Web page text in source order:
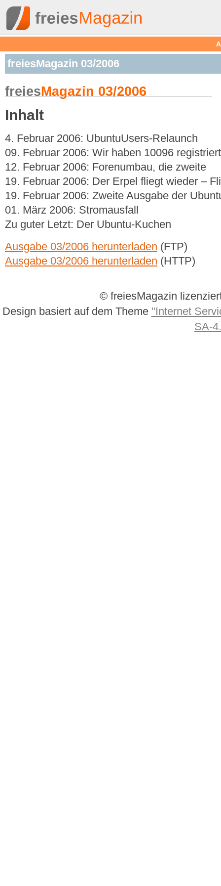
freiesMagazin 03/2006
freiesMagazin 03/2006
Inhalt
4. Februar 2006: UbuntuUsers-Relaunch
09. Februar 2006: Wir haben 10096
12. Februar 2006: Forenumbau, die zweite
19. Februar 2006: Der Erpel fliegt wieder –
19. Februar 2006: Zweite Ausgabe der
01. März 2006: Stromausfall
Zu guter Letzt: Der Ubuntu-Kuchen
Ausgabe 03/2006 herunterladen (FTP)
Ausgabe 03/2006 herunterladen (HTTP)
© freiesMagazin
Design basiert auf dem Theme "Internet
SA-